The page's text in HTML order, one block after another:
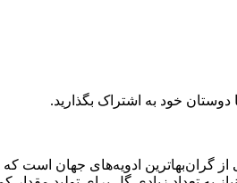
دوستان خود به اشتراک بگذارید.
گران‌بهاترین ادویه‌های جهان است